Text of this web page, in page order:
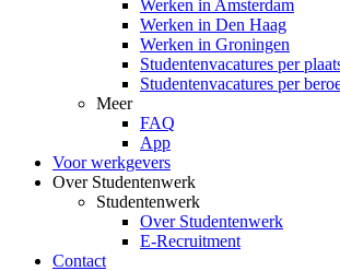
Werken in Amsterdam
Werken in Den Haag
Werken in Groningen
Studentenvacatures per
Studentenvacatures per
Meer
FAQ
App
Voor werkgevers
Over Studentenwerk
Studentenwerk
Over Studentenwerk
E-Recruitment
Contact